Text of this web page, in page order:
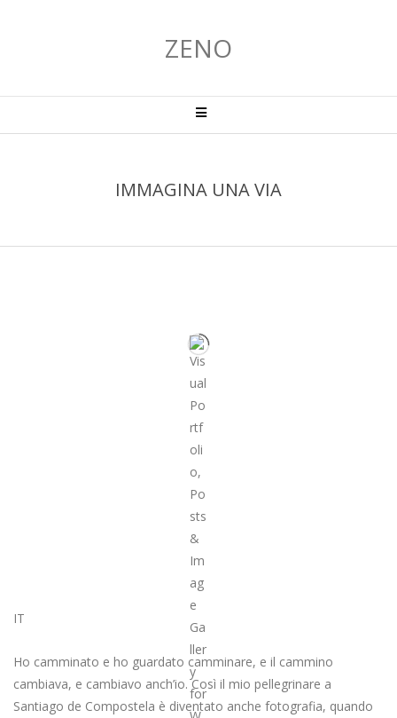
ZENO
primario
IMMAGINA UNA VIA
IT
Ho camminato e ho guardato camminare, e il cammino
cambiava, e cambiavo anch’io. Così il mio pellegrinare a
Santiago de Compostela è diventato anche fotografia, quando